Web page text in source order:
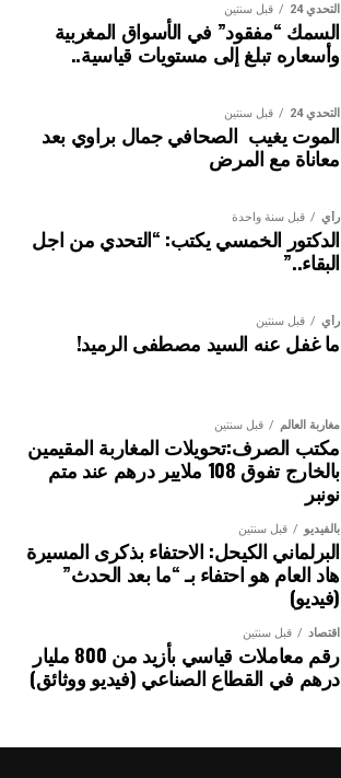
التحدي 24 قبل سنتين
السمك “مفقود” في الأسواق المغربية
وأسعاره تبلغ إلى مستويات قياسية..
التحدي 24 قبل سنتين
الموت يغيب الصحافي جمال براوي بعد
معاناة مع المرض
رأي قبل سنة واحدة
الدكتور الخمسي يكتب: “التحدي من اجل
البقاء..”
رأي قبل سنتين
ما غفل عنه السيد مصطفى الرميد!
مغاربة العالم قبل سنتين
مكتب الصرف:تحويلات المغاربة المقيمين
بالخارج تفوق 108 ملايير درهم عند متم
نونبر
بالفيديو قبل سنتين
البرلماني الكيحل: الاحتفاء بذكرى المسيرة
هاد العام هو احتفاء بـ “ما بعد الحدث”
(فيديو)
اقتصاد قبل سنتين
رقم معاملات قياسي بأزيد من 800 مليار
درهم في القطاع الصناعي (فيديو ووثائق)